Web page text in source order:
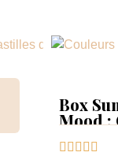
Box
Mood :
    